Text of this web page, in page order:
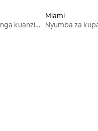
Nyumba za kupanga kuanzia mwezi mmoja
Miami